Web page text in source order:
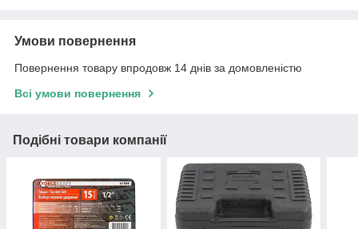
Умови повернення
Повернення товару впродовж 14 днів за домовленістю
Всі умови повернення
Подібні товари компанії